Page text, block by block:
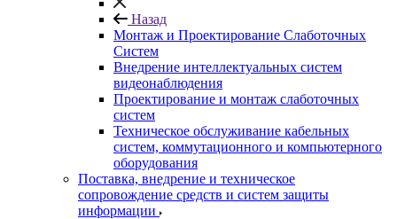
Назад
Монтаж и Проектирование Слаботочных
Систем
Внедрение интеллектуальных систем
видеонаблюдения
Проектирование и монтаж слаботочных
систем
Техническое обслуживание кабельных
систем, коммутационного и компьютерного
оборудования
Поставка, внедрение и техническое
сопровождение средств и систем защиты
информации